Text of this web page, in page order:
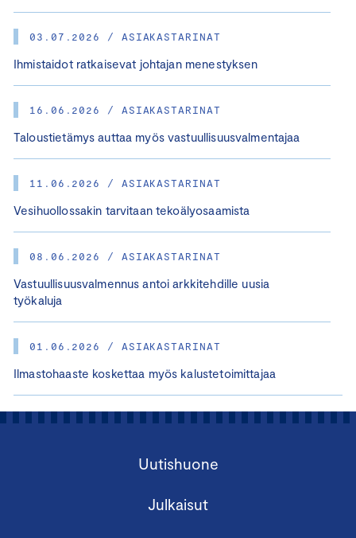
03.07.2026 / ASIAKASTARINAT
Ihmistaidot ratkaisevat johtajan menestyksen
16.06.2026 / ASIAKASTARINAT
Taloustietämys auttaa myös vastuullisuusvalmentajaa
11.06.2026 / ASIAKASTARINAT
Vesihuollossakin tarvitaan tekoälyosaamista
08.06.2026 / ASIAKASTARINAT
Vastuullisuusvalmennus antoi arkkitehdille uusia
työkaluja
01.06.2026 / ASIAKASTARINAT
Ilmastohaaste koskettaa myös kalustetoimittajaa
Uutishuone
Julkaisut